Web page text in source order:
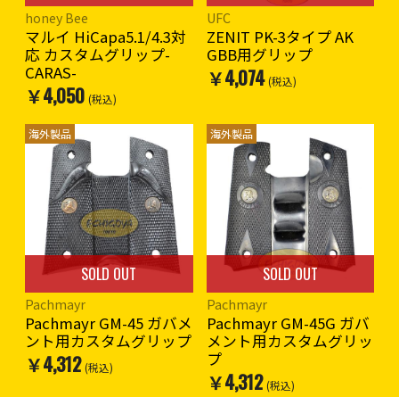
honey Bee
マルイ HiCapa5.1/4.3対
応 カスタムグリップ-
CARAS-
￥4,050 (税込)
UFC
ZENIT PK-3タイプ AK
GBB用グリップ
￥4,074 (税込)
海外製品
SOLD OUT
Pachmayr
Pachmayr GM-45 ガバメ
ント用カスタムグリップ
￥4,312 (税込)
海外製品
SOLD OUT
Pachmayr
Pachmayr GM-45G ガバ
メント用カスタムグリッ
プ
￥4,312 (税込)